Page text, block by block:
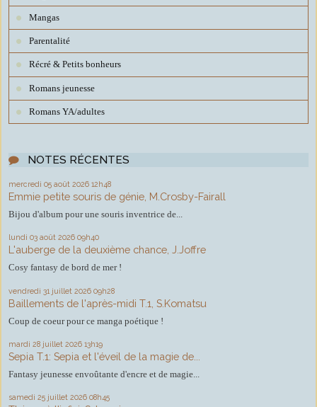
Mangas
Parentalité
Récré & Petits bonheurs
Romans jeunesse
Romans YA/adultes
NOTES RÉCENTES
mercredi 05 août 2026 12h48
Emmie petite souris de génie, M.Crosby-Fairall
Bijou d'album pour une souris inventrice de...
lundi 03 août 2026 09h40
L'auberge de la deuxième chance, J.Joffre
Cosy fantasy de bord de mer !
vendredi 31 juillet 2026 09h28
Baillements de l'après-midi T.1, S.Komatsu
Coup de coeur pour ce manga poétique !
mardi 28 juillet 2026 13h19
Sepia T.1: Sepia et l'éveil de la magie de...
Fantasy jeunesse envoûtante d'encre et de magie...
samedi 25 juillet 2026 08h45